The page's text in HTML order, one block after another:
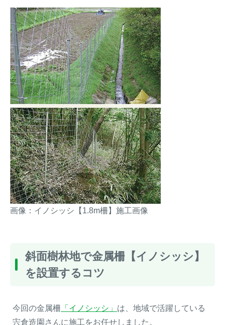
画像：イノシッシ【1.8m柵】施工画像
斜面樹林地で金属柵【イノシッシ】
を設置するコツ
今回の金属柵 「イノシッシ」 は、地域で活躍している
宍倉造園さんに施工をお任せしました。